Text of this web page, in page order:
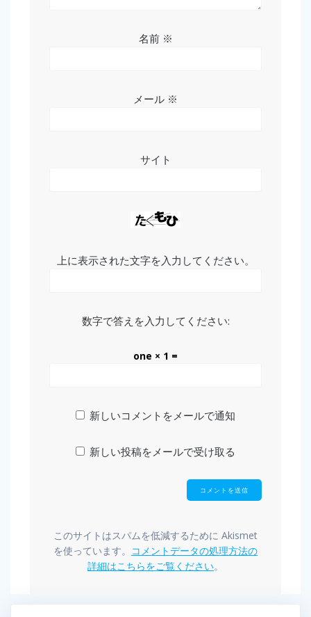
名前 ※
メール ※
サイト
上に表示された文字を入力してください。
数字で答えを入力してください:
one × 1 =
新しいコメントをメールで通知
新しい投稿をメールで受け取る
このサイトはスパムを低減するために Akismet
を使っています。
コメントデータの処理方法の
詳細はこちらをご覧ください。